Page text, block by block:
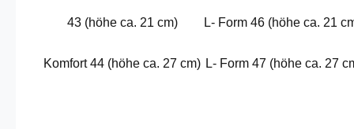
43 (höhe ca. 21 cm) L- Form 46 (höhe ca. 21
Komfort 44 (höhe ca. 27 cm) L- Form 47 (höhe ca. 27